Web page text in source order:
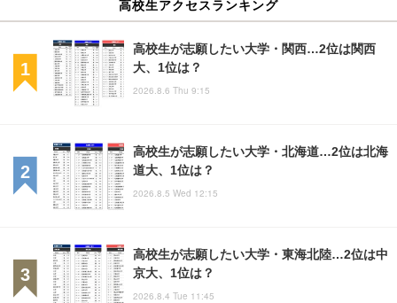
高校生アクセスランキング
高校生が志願したい大学・関西…2位は関西
大、1位は？
2026.8.6 Thu 9:15
高校生が志願したい大学・北海道…2位は北海
道大、1位は？
2026.8.5 Wed 12:15
高校生が志願したい大学・東海北陸…2位は中
京大、1位は？
2026.8.4 Tue 11:45